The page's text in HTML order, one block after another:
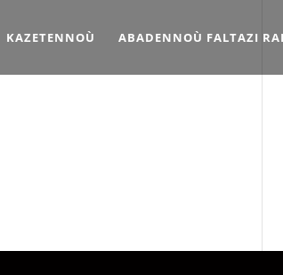
KAZETENNOÙ ABADENNOÙ FALTAZI